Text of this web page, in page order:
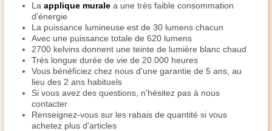
La applique murale a une très faible consommation
d'énergie
La puissance lumineuse est de 30 lumens chacun
Avec une puissance totale de 620 lumens
2700 kelvins donnent une teinte de lumière blanc chaud
Très longue durée de vie de 20.000 heures
Vous bénéficiez chez nous d'une garantie de 5 ans, au
lieu des 2 ans habituels
Si vous avez des questions, n'hésitez pas à nous
contacter
Renseignez-vous sur les rabais de quantité si vous
achetez plus d'articles